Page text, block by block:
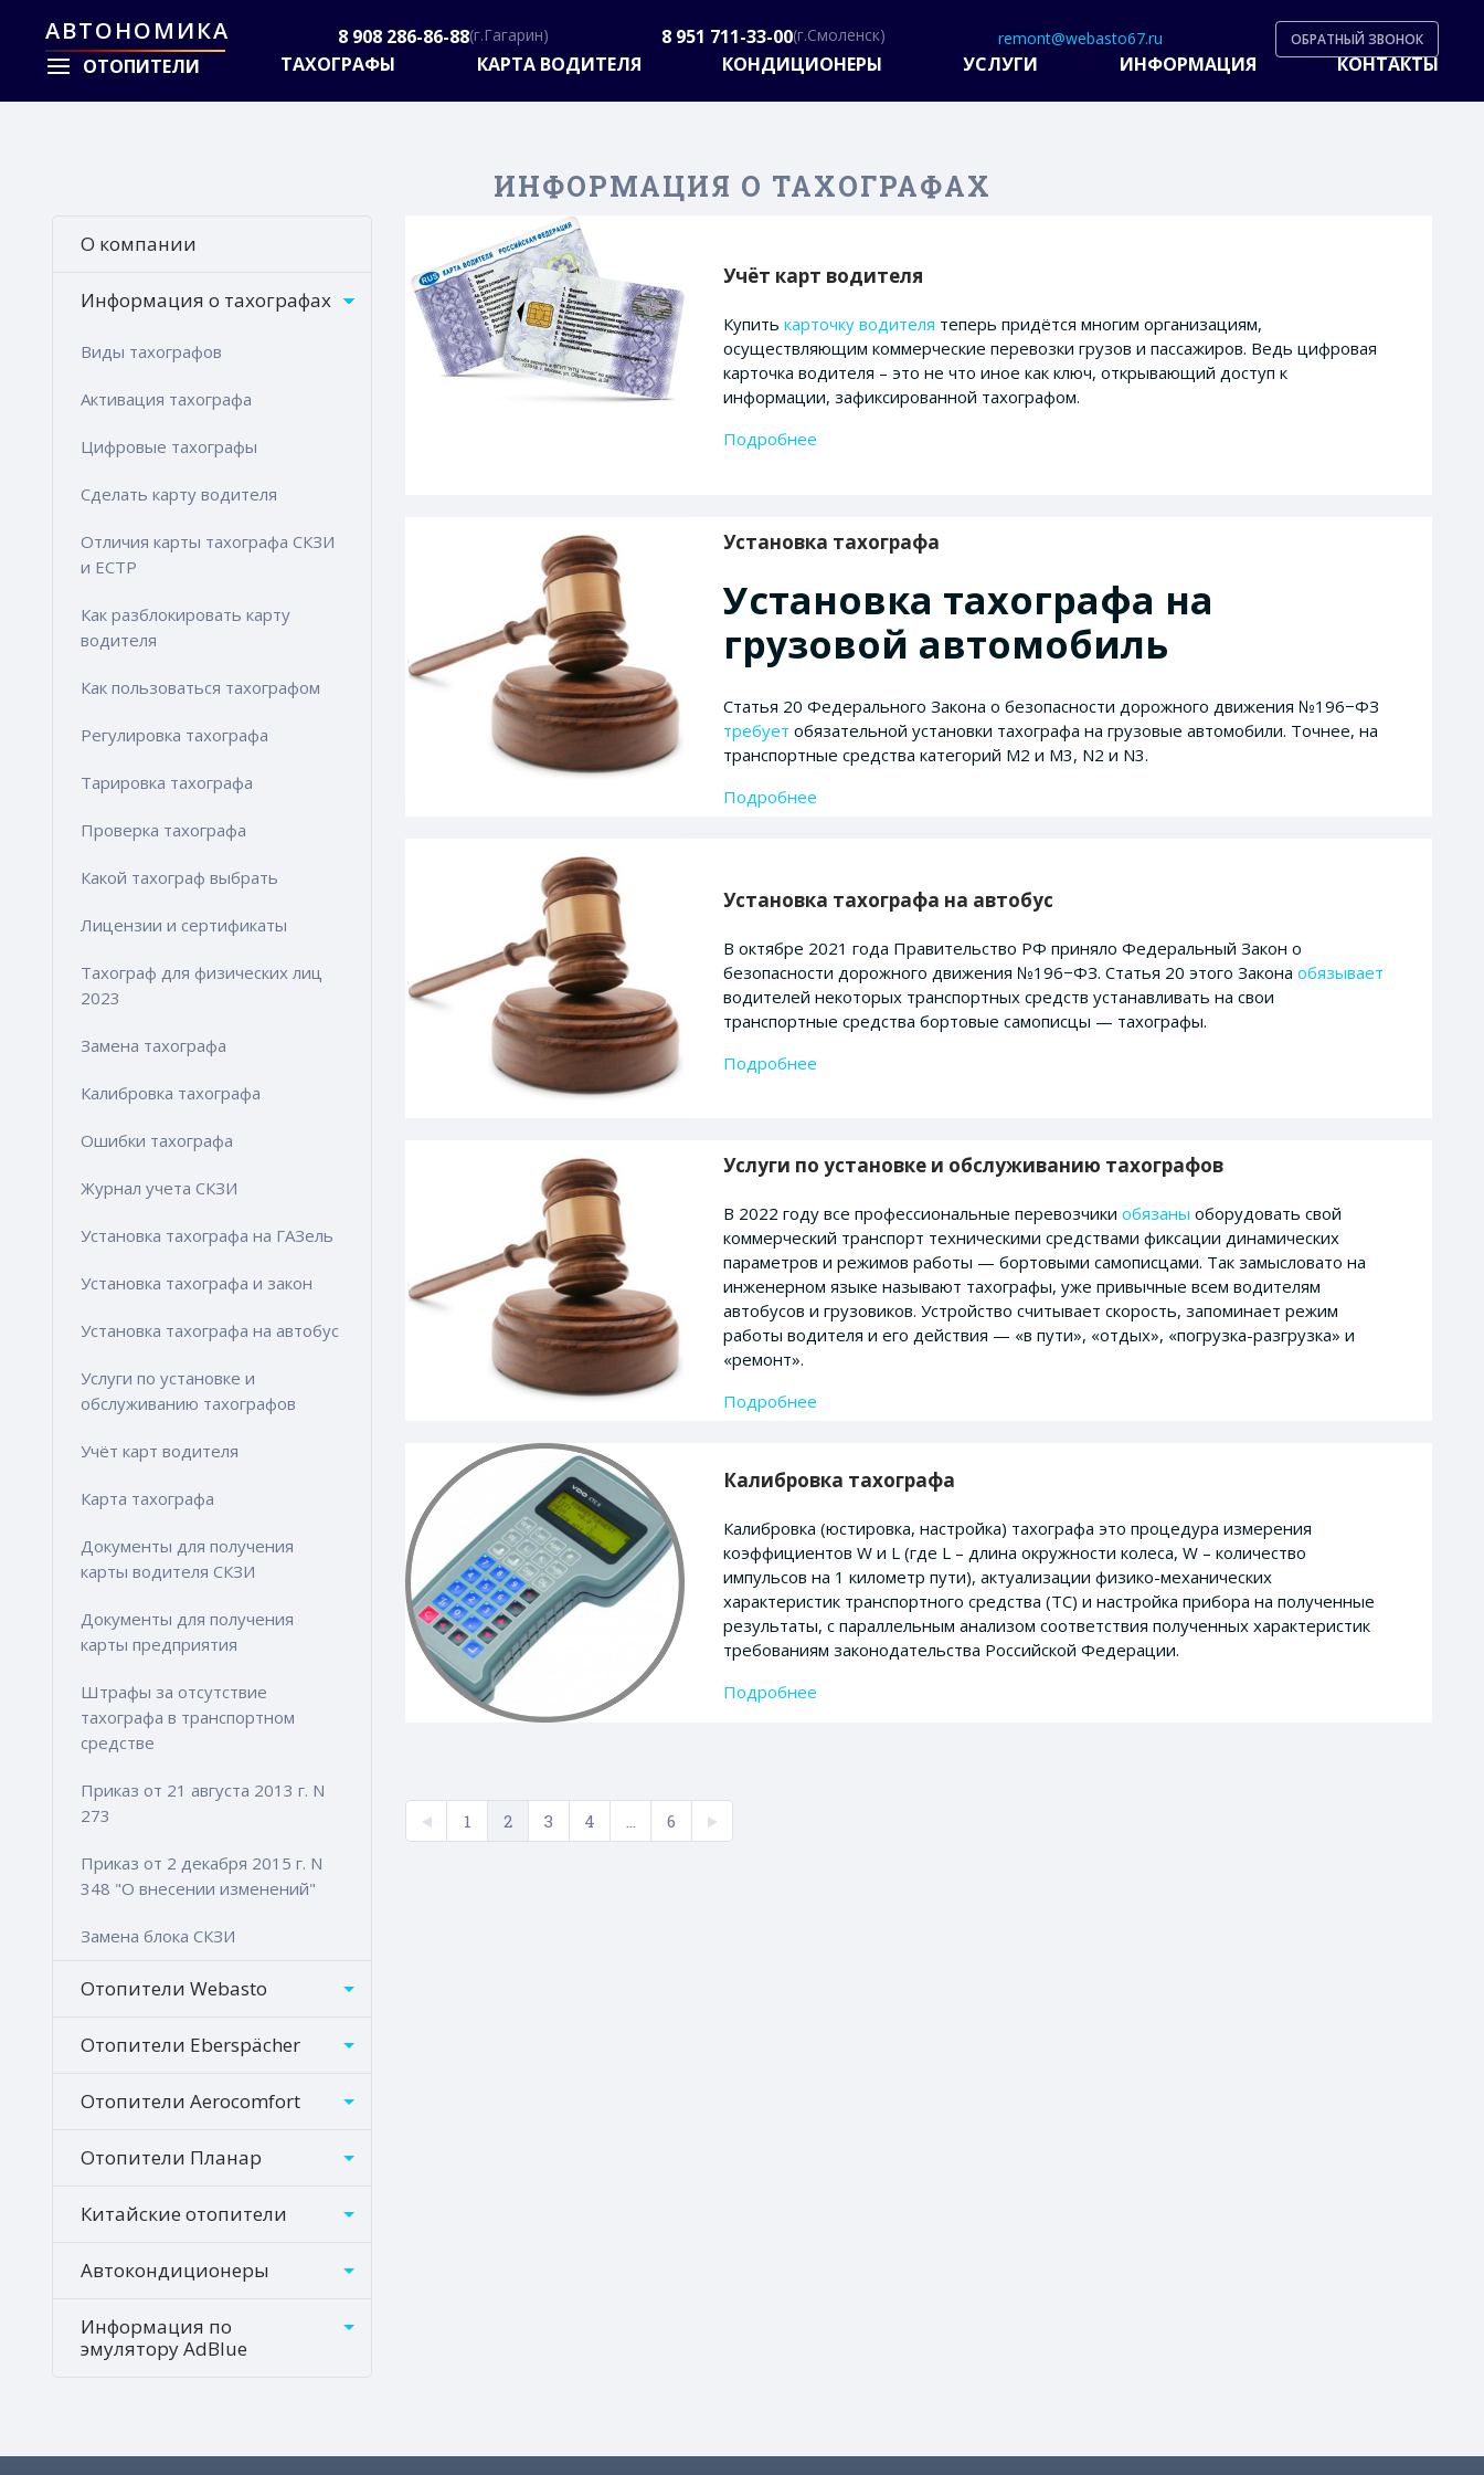
АВТОНОМИКА 8 908 286-86-88(г.Гагарин) 8 951 711-33-00(г.Смоленск) remont@webasto67.ru ОБРАТНЫЙ ЗВОНОК
ОТОПИТЕЛИ ТАХОГРАФЫ КАРТА ВОДИТЕЛЯ КОНДИЦИОНЕРЫ УСЛУГИ ИНФОРМАЦИЯ КОНТАКТЫ
ИНФОРМАЦИЯ О ТАХОГРАФАХ
Учёт карт водителя
Купить карточку водителя теперь придётся многим организациям,
осуществляющим коммерческие перевозки грузов и пассажиров. Ведь цифровая
карточка водителя – это не что иное как ключ, открывающий доступ к
информации, зафиксированной тахографом.
Подробнее
Установка тахографа
Установка тахографа на
грузовой автомобиль
Статья 20 Федерального Закона о безопасности дорожного движения №196−ФЗ
требует обязательной установки тахографа на грузовые автомобили. Точнее, на
транспортные средства категорий М2 и М3, N2 и N3.
Подробнее
Установка тахографа на автобус
В октябре 2021 года Правительство РФ приняло Федеральный Закон о
безопасности дорожного движения №196−ФЗ. Статья 20 этого Закона обязывает
водителей некоторых транспортных средств устанавливать на свои
транспортные средства бортовые самописцы — тахографы.
Подробнее
Услуги по установке и обслуживанию тахографов
В 2022 году все профессиональные перевозчики обязаны оборудовать свой
коммерческий транспорт техническими средствами фиксации динамических
параметров и режимов работы — бортовыми самописцами. Так замысловато на
инженерном языке называют тахографы, уже привычные всем водителям
автобусов и грузовиков. Устройство считывает скорость, запоминает режим
работы водителя и его действия — «в пути», «отдых», «погрузка-разгрузка» и
«ремонт».
Подробнее
Калибровка тахографа
Калибровка (юстировка, настройка) тахографа это процедура измерения
коэффициентов W и L (где L – длина окружности колеса, W – количество
импульсов на 1 километр пути), актуализации физико-механических
характеристик транспортного средства (ТС) и настройка прибора на полученные
результаты, с параллельным анализом соответствия полученных характеристик
требованиям законодательства Российской Федерации.
Подробнее
1 2 3 4 ... 6
О компании
Информация о тахографах
Виды тахографов
Активация тахографа
Цифровые тахографы
Сделать карту водителя
Отличия карты тахографа СКЗИ
и ЕСТР
Как разблокировать карту
водителя
Как пользоваться тахографом
Регулировка тахографа
Тарировка тахографа
Проверка тахографа
Какой тахограф выбрать
Лицензии и сертификаты
Тахограф для физических лиц
2023
Замена тахографа
Калибровка тахографа
Ошибки тахографа
Журнал учета СКЗИ
Установка тахографа на ГАЗель
Установка тахографа и закон
Установка тахографа на автобус
Услуги по установке и
обслуживанию тахографов
Учёт карт водителя
Карта тахографа
Документы для получения
карты водителя СКЗИ
Документы для получения
карты предприятия
Штрафы за отсутствие
тахографа в транспортном
средстве
Приказ от 21 августа 2013 г. N
273
Приказ от 2 декабря 2015 г. N
348 "О внесении изменений"
Замена блока СКЗИ
Отопители Webasto
Отопители Eberspächer
Отопители Aerocomfort
Отопители Планар
Китайские отопители
Автокондиционеры
Информация по
эмулятору AdBlue